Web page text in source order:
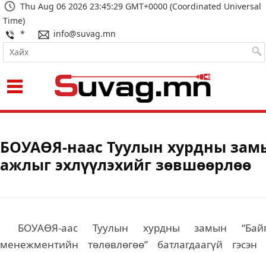
Thu Aug 06 2026 23:45:30 GMT+0000 (Coordinated Universal
Time)
*
info@suvag.mn
БОУАӨЯ-наас Туулын хурдны
ажлыг эхлүүлэхийг зөвшөөрлөө
БОУАӨЯ-аас Туулын хурдны замын
менежментийн төлөвлөгөө” батлагдаагүй гэсэн